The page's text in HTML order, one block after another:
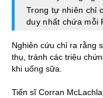
Trong tự nhiên chỉ
duy nhất chứa mỗi
Nghiên cứu chỉ ra rằng
thụ, tránh các triệu
khi uống sữa.
Tiến sĩ Corran